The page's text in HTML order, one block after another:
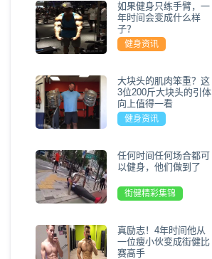
如果健身只练手臂，一
年时间会变成什么样
子？
健身资讯
大块头的肌肉笨重？这
3位200斤大块头的引体
向上值得一看
健身资讯
任何时间任何场合都可
以健身，他们做到了
街健精彩集锦
真励志！4年时间他从
一位瘦小伙变成街健比
赛高手